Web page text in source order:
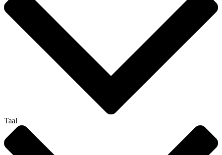
Taal